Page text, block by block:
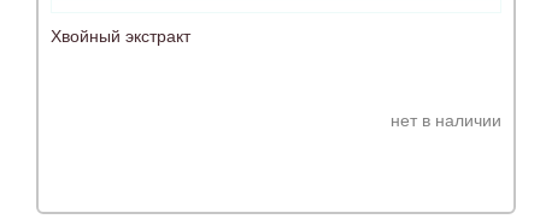
Хвойный экстракт
нет в наличии